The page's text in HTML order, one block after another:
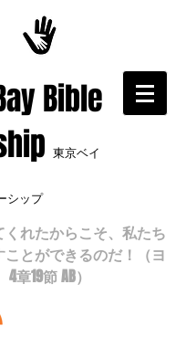
Bible
東京ベイ
シップ
れたからこそ、私たち
とができるのだ！（ヨ
19節 AB）